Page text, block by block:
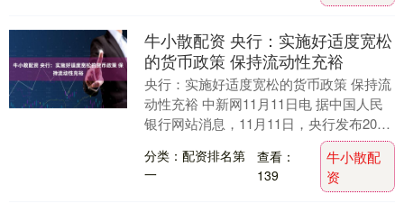
牛小散配资 央行：实施好适度宽松
的货币政策 保持流动性充裕
央行：实施好适度宽松的货币政策 保持流
动性充裕 中新网11月11日电 据中国人民
银行网站消息，11月11日，央行发布2025
年第三季度中国货币政策执行报告。报
告....
分类：配资排名第
一
查看：
139
牛小散配
资